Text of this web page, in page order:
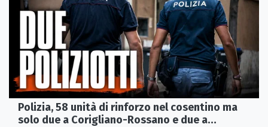
Polizia, 58 unità di rinforzo nel cosentino ma
solo due a Corigliano-Rossano e due a